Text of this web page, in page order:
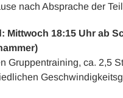
nach Absprache der
Mittwoch 18:15 Uhr ab
Gruppentraining, ca. 2,5